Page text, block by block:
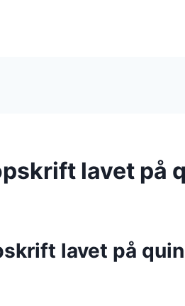
lavet på
lavet på